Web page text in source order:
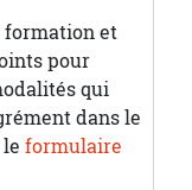
formation et
pour
qui
dans le
formulaire